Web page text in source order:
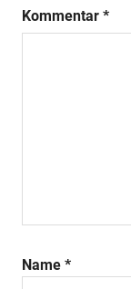
Kommentar *
Name *